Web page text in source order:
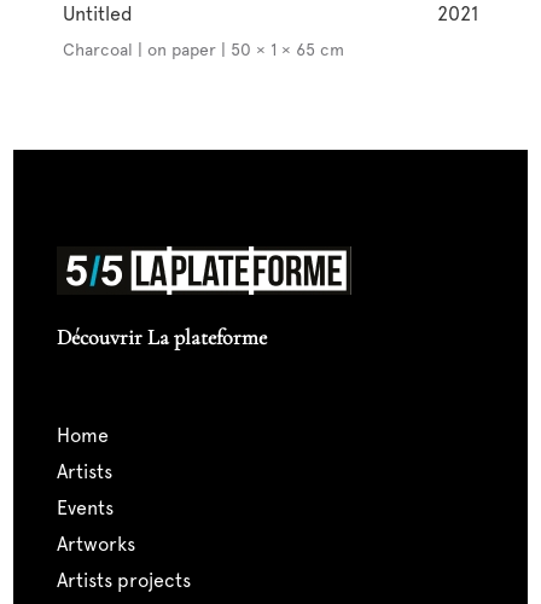
Untitled 2021
Charcoal | on paper | 50 × 1 × 65 cm
Découvrir La plateforme
home
artists
events
artworks
artists projects